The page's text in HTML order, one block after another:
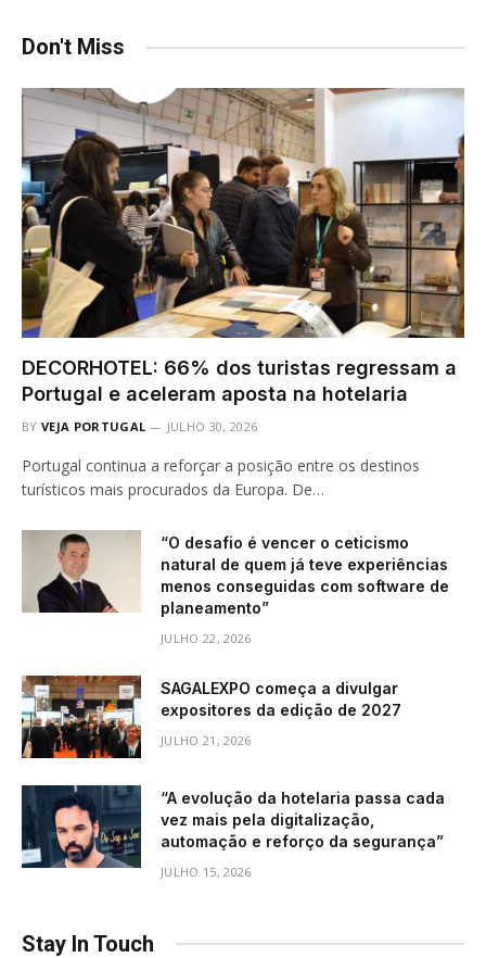
Don't Miss
DECORHOTEL: 66% dos turistas regressam a
Portugal e aceleram aposta na hotelaria
BY VEJA PORTUGAL JULHO 30, 2026
Portugal continua a reforçar a posição entre os destinos
turísticos mais procurados da Europa. De…
“O desafio é vencer o ceticismo
natural de quem já teve experiências
menos conseguidas com software de
planeamento”
JULHO 22, 2026
SAGALEXPO começa a divulgar
expositores da edição de 2027
JULHO 21, 2026
“A evolução da hotelaria passa cada
vez mais pela digitalização,
automação e reforço da segurança”
JULHO 15, 2026
Stay In Touch